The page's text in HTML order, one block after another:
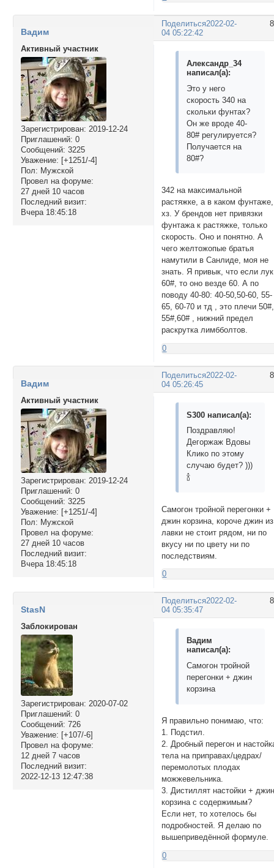
Поделиться2022-02-
04 05:22:42
Вадим
Активный участник
Зарегистрирован: 2019-12-24
Приглашений: 0
Сообщений: 3225
Уважение: [+1251/-4]
Пол: Мужской
Провел на форуме:
27 дней 10 часов
Последний визит:
Вчера 18:45:18
Александр_34
написал(а):
Это у него
скорость 340 на
скольки фунтах?
Он же вроде 40-
80# регулируется?
Получается на
80#?
342 на максимальной
растяжке, а в каком фунтаже,
хз. У брендов нет привязки
фунтажа к растяжке, только
скорость. Оно и понятно. А
чего желтожопые братья
намутили в Санлиде, моя не
знать. Я привык, что если лук
60#, то оно везде 60. А по
поводу 40-80: 40-50,50-60, 55-
65, 60-70 и тд , это плечи 50#,
55#,60# , нижний предел
раскрутка лимбболтов.
0
Поделиться2022-02-
04 05:26:45
Вадим
Активный участник
Зарегистрирован: 2019-12-24
Приглашений: 0
Сообщений: 3225
Уважение: [+1251/-4]
Пол: Мужской
Провел на форуме:
27 дней 10 часов
Последний визит:
Вчера 18:45:18
S300 написал(а):
Поздравляю!
Дегоржаж Вдовы
Клико по этому
случаю будет? )))
🍾
Самогон тройной перегонки +
джин корзина, короче джин из
лавки не стоит рядом, ни по
вкусу ни по цвету ни по
последствиям.
0
Поделиться2022-02-
04 05:35:47
StasN
Заблокирован
Зарегистрирован: 2020-07-02
Приглашений: 0
Сообщений: 726
Уважение: [+107/-6]
Провел на форуме:
12 дней 7 часов
Последний визит:
2022-12-13 12:47:38
Вадим
написал(а):
Самогон тройной
перегонки + джин
корзина
Я правильно понимаю, что:
1. Подстил.
2. Дробный перегон и
тела на приправах/цедрах/
перемолотых плодах
можжевельника.
3. Дистиллят настойки +
корзина с содержимым?
Если нет, то хотелось бы
подробностей. Я делаю по
вышеприведённой формуле.
0